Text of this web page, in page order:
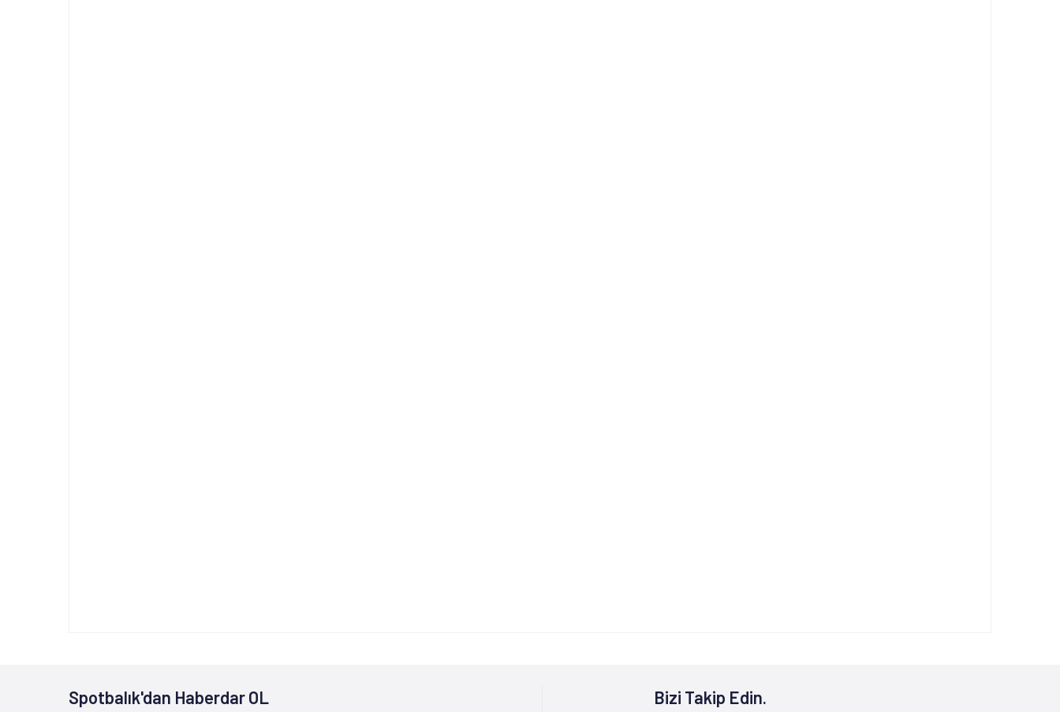
Spotbalık'dan Haberdar OL Bizi Takip Edin.